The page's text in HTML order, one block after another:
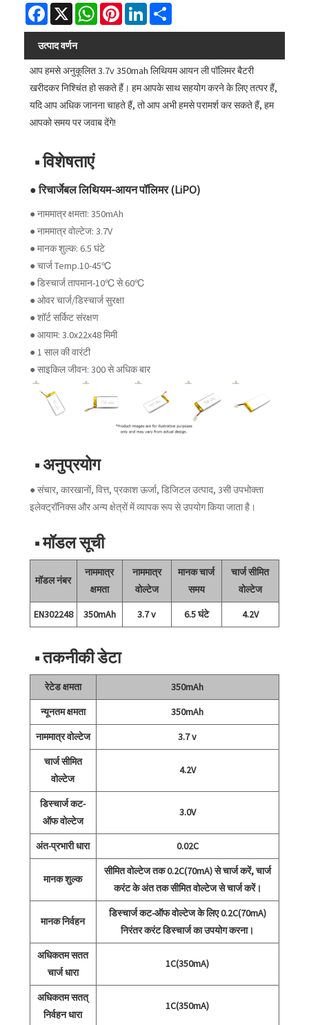
Facebook
X WhatsAppPinterestLinkedIn
उत्पाद वर्णन
आप हमसे अनुकूलित 3.7v 350mah लिथियम आयन ली पॉलिमर बैटरी
खरीदकर निश्चिंत हो सकते हैं। हम आपके साथ सहयोग करने के लिए तत्पर हैं,
यदि आप अधिक जानना चाहते हैं, तो आप अभी हमसे परामर्श कर सकते हैं, हम
आपको समय पर जवाब देंगे!
■ विशेषताएं
● रिचार्जेबल लिथियम-आयन पॉलिमर (LiPO)
● नाममात्र क्षमता: 350mAh
● नाममात्र वोल्टेज: 3.7V
● मानक शुल्क: 6.5 घंटे
● चार्ज Temp.10-45℃
● डिस्चार्ज तापमान-10℃ से 60℃
● ओवर चार्ज/डिस्चार्ज सुरक्षा
● शॉर्ट सर्किट संरक्षण
● आयाम: 3.0x22x48 मिमी
● 1 साल की वारंटी
● साइकिल जीवन: 300 से अधिक बार
■ अनुप्रयोग
● संचार, कारखानों, वित्त, प्रकाश ऊर्जा, डिजिटल उत्पाद, 3सी उपभोक्ता
इलेक्ट्रॉनिक्स और अन्य क्षेत्रों में व्यापक रूप से उपयोग किया जाता है।
■ मॉडल सूची
मॉडल नंबर
नाममात्र
क्षमता
नाममात्र
वोल्टेज
मानक चार्ज
समय
चार्ज सीमित
वोल्टेज
EN302248
350mAh 3.7 v 6.5 घंटे 4.2V
■ तकनीकी डेटा
रेटेड क्षमता
350mAh
न्यूनतम क्षमता
350mAh
नाममात्र वोल्टेज
3.7 v
चार्ज सीमित
वोल्टेज
4.2V
डिस्चार्ज कट-
ऑफ वोल्टेज
3.0V
अंत-प्रभारी धारा 0.02C
मानक शुल्क
सीमित वोल्टेज तक 0.2C(70mA) से चार्ज करें, चार्ज
करंट के अंत तक सीमित वोल्टेज से चार्ज करें।
मानक निर्वहन
डिस्चार्ज कट-ऑफ वोल्टेज के लिए 0.2C(70mA)
निरंतर करंट डिस्चार्ज का उपयोग करना।
अधिकतम सतत
चार्ज धारा
1C(350mA)
अधिकतम सतत्
निर्वहन धारा
1C(350mA)